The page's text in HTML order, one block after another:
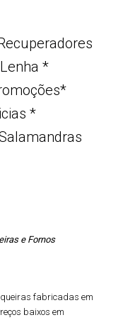
*
*
*
e Fornos
fabricadas em
baixos em